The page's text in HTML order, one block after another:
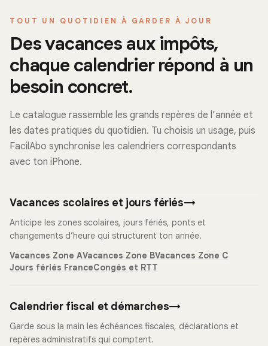
TOUT UN QUOTIDIEN À GARDER À JOUR
Des vacances aux impôts,
chaque calendrier répond à un
besoin concret.
Le catalogue rassemble les grands repères de l’année et
les dates pratiques du quotidien. Tu choisis un usage, puis
FacilAbo synchronise les calendriers correspondants
avec ton iPhone.
Vacances scolaires et jours fériés→
Anticipe les zones scolaires, jours fériés, ponts et
changements d’heure qui structurent ton année.
Vacances Zone AVacances Zone BVacances Zone C
Jours fériés FranceCongés et RTT
Calendrier fiscal et démarches→
Garde sous la main les échéances fiscales, déclarations et
repères administratifs qui comptent.